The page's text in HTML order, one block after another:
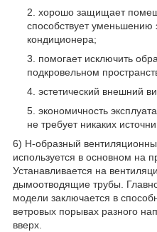
хорошо защищает
способствует уменьшению
кондиционера;
помогает исключить
подкровельном
эстетический внешний
экономичность
не требует никаких
6) Н-образный
используется в основном на
Устанавливается на
дымоотводящие трубы.
модели заключается в
ветровых порывах разного
вверх.